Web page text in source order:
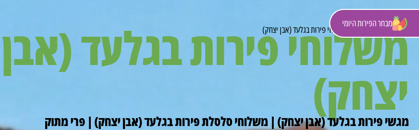
מבחר הפירות היומי
פרי מתוק» משלוחים»משלוחי פירות בגלעד (אבן יצחק)
משלוחי פירות בגלעד (אבן
יצחק)
מגשי פירות בגלעד (אבן יצחק) | משלוחי סלסלת פירות בגלעד (אבן יצחק) | פרי מתוק